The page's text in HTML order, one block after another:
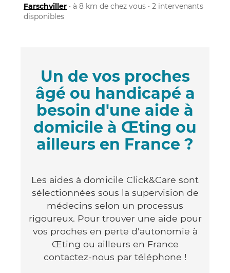
Farschviller • à 8 km de chez vous • 2 intervenants
disponibles
Un de vos proches
âgé ou handicapé a
besoin d'une aide à
domicile à Œting ou
ailleurs en France ?
Les aides à domicile Click&Care sont
sélectionnées sous la supervision de
médecins selon un processus
rigoureux. Pour trouver une aide pour
vos proches en perte d'autonomie à
Œting ou ailleurs en France
contactez-nous par téléphone !